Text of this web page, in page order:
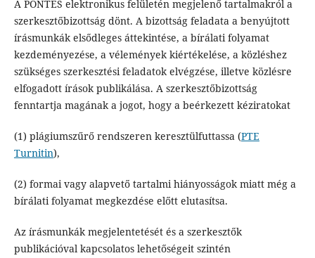
A PONTES elektronikus felületén megjelenő tartalmakról a
szerkesztőbizottság dönt. A bizottság feladata a benyújtott
írásmunkák elsődleges áttekintése, a bírálati folyamat
kezdeményezése, a vélemények kiértékelése, a közléshez
szükséges szerkesztési feladatok elvégzése, illetve közlésre
elfogadott írások publikálása. A szerkesztőbizottság
fenntartja magának a jogot, hogy a beérkezett kéziratokat
(1) plágiumszűrő rendszeren keresztülfuttassa (PTE
Turnitin),
(2) formai vagy alapvető tartalmi hiányosságok miatt még a
bírálati folyamat megkezdése előtt elutasítsa.
Az írásmunkák megjelentetését és a szerkesztők
publikációval kapcsolatos lehetőségeit szintén